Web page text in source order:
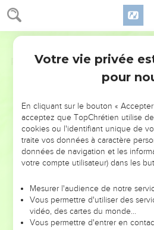
NE MANQUEZ PAS
DE
ET SI LEURS ERREURS
VOTRES ?
leur foi ou leur vision. Mais on voit
et les saisons difficiles qu'ils ont
sont elles qui les ont
Psaumes 135
Votre vie privée
pour
En cliquant sur le bouton «
acceptez que TopChrétien utilise
cookies ou l'identifiant unique de
traite vos données à caractère
données de navigation et les
votre compte utilisateur) dans les
Mesurer l'audience de notre
Vous permettre d'utiliser des
vidéo, des cartes du monde…
Vous permettre d'entrer en